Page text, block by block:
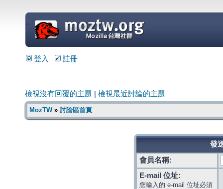
=
登入 註冊
檢視沒有回覆的主題 檢視最近討論的主題
MozTW» 討論區首頁
發
會員名稱:
E-mail 位址:
您輸入的 e-mail 位址必須